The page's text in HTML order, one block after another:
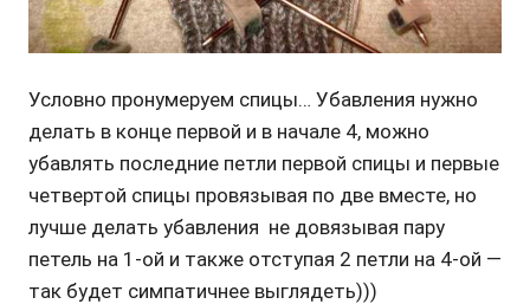
Условно пронумеруем спицы… Убавления нужно
делать в конце первой и в начале 4, можно
убавлять последние петли первой спицы и первые
четвертой спицы провязывая по две вместе, но
лучше делать убавления не довязывая пару
петель на 1-ой и также отступая 2 петли на 4-ой —
так будет симпатичнее выглядеть)))